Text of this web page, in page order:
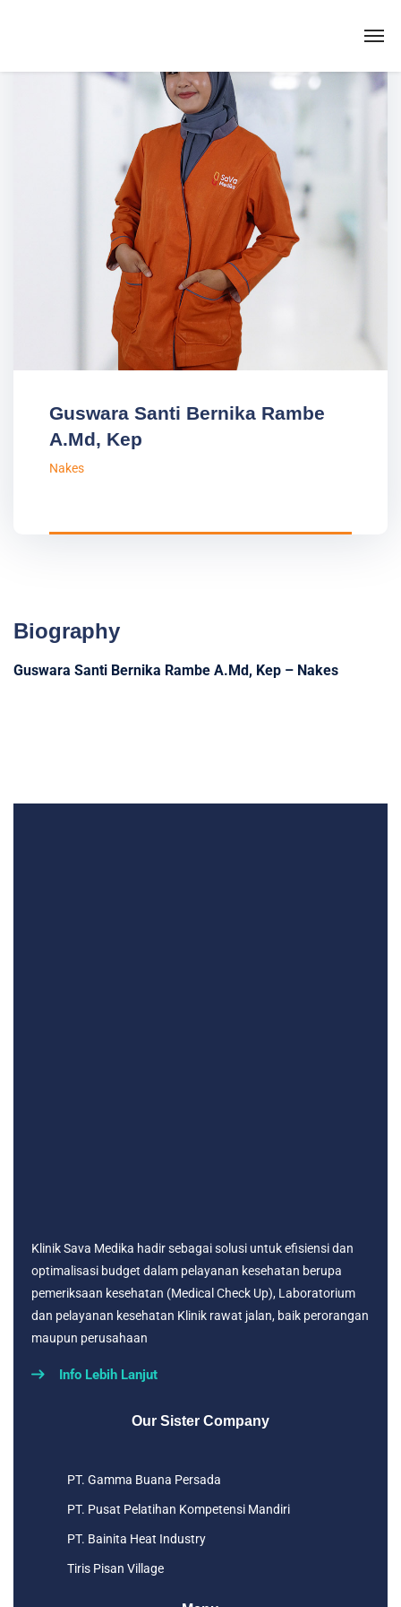
Guswara Santi Bernika Rambe
A.Md, Kep
Nakes
Biography
Guswara Santi Bernika Rambe A.Md, Kep – Nakes
Klinik Sava Medika hadir sebagai solusi untuk efisiensi dan
optimalisasi budget dalam pelayanan kesehatan berupa
pemeriksaan kesehatan (Medical Check Up), Laboratorium
dan pelayanan kesehatan Klinik rawat jalan, baik perorangan
maupun perusahaan
Info Lebih Lanjut
Our Sister Company
PT. Gamma Buana Persada
PT. Pusat Pelatihan Kompetensi Mandiri
PT. Bainita Heat Industry
Tiris Pisan Village